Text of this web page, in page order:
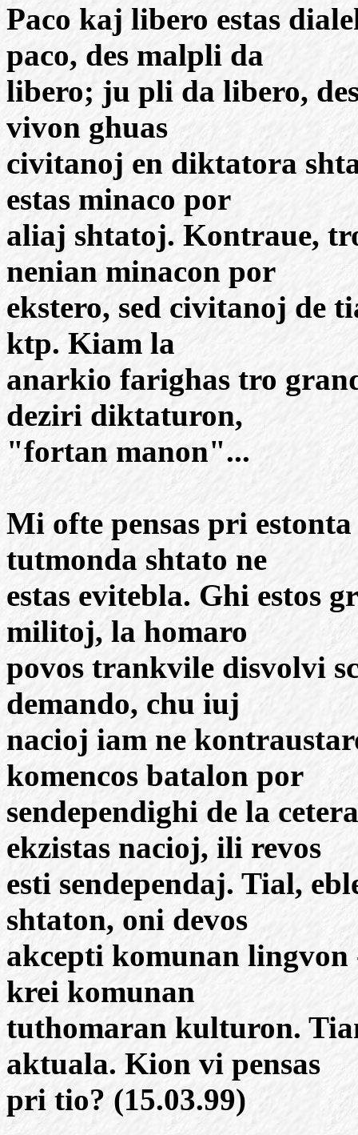
Paco kaj libero estas
paco, des malpli da
libero; ju pli da libero,
vivon ghuas
civitanoj en diktatora
estas minaco por
aliaj shtatoj. Kontraue,
nenian minacon por
ekstero, sed civitanoj de
ktp. Kiam la
anarkio farighas tro
deziri diktaturon,
"fortan manon"...
Mi ofte pensas pri
tutmonda shtato ne
estas evitebla. Ghi estos
militoj, la homaro
povos trankvile disvolvi
demando, chu iuj
nacioj iam ne
komencos batalon por
sendependighi de la
ekzistas nacioj, ili revos
esti sendependaj. Tial,
shtaton, oni devos
akcepti komunan
krei komunan
tuthomaran kulturon.
aktuala. Kion vi pensas
pri tio? (15.03.99)